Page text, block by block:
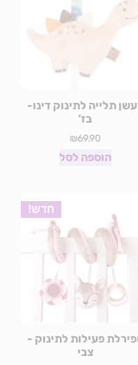
תלייה לתינוק דינו-
בז’
₪69.90
הוספה לסל
חדש!
פעילות לתינוק -
צבי